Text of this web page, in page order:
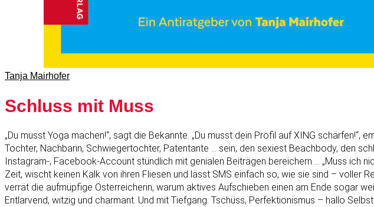
Tanja Mairhofer
Schluss mit Muss
„Du musst Yoga machen!“, sagt die Bekannte. „Du musst dein Profil auf XING
Tochter, Nachbarin, Schwiegertochter, Patentante … sein, den sexiest Beachbody, den
Instagram-, Facebook-Account stündlich mit genialen Beiträgen bereichern … „Muss ich
Zeit, wischt keinen Kalk von ihren Fliesen und lässt SMS einfach so, wie sie sind – voller
verrät die aufmüpfige Österreicherin, warum aktives Aufschieben einen am Ende sogar
Entlarvend, witzig und charmant. Und mit Tiefgang. Tschüss, Perfektionismus – hallo